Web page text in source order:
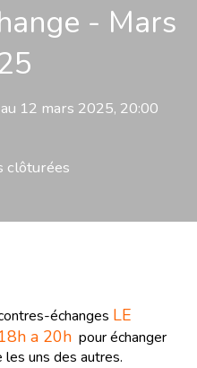
- Mars
12 mars 2025, 20:00
clôturées
échanges LE
a 20h pour échanger
uns des autres.